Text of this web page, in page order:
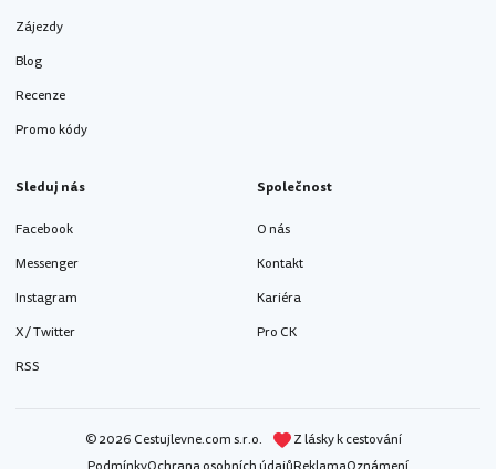
Zájezdy
Blog
Recenze
Promo kódy
Sleduj nás
Facebook
Messenger
Instagram
X / Twitter
RSS
Společnost
O nás
Kontakt
Kariéra
Pro CK
© 2026 Cestujlevne.com s.r.o.
Z lásky k cestování